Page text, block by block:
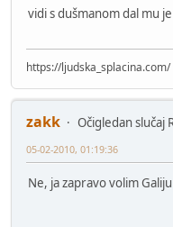
vidi s dušmanom dal mu
https://ljudska_splacina.com/
zakk
Očigledan slučaj
05-02-2010, 01:19:36
Ne, ja zapravo volim Galiju